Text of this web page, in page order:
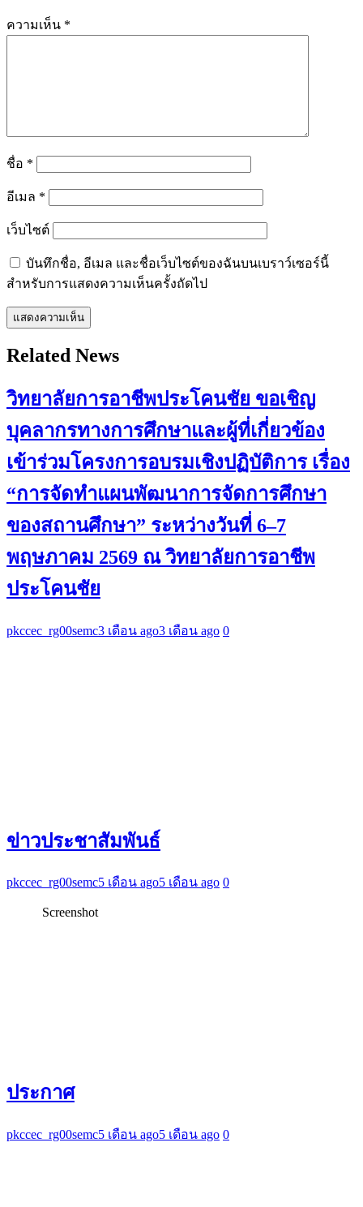
ความเห็น *
ชื่อ *
อีเมล *
เว็บไซต์
บันทึกชื่อ, อีเมล และชื่อเว็บไซต์ของฉันบนเบราว์เซอร์นี้
สำหรับการแสดงความเห็นครั้งถัดไป
Related News
วิทยาลัยการอาชีพประโคนชัย ขอเชิญ
บุคลากรทางการศึกษาและผู้ที่เกี่ยวข้อง
เข้าร่วมโครงการอบรมเชิงปฏิบัติการ เรื่อง
“การจัดทำแผนพัฒนาการจัดการศึกษา
ของสถานศึกษา” ระหว่างวันที่ 6–7
พฤษภาคม 2569 ณ วิทยาลัยการอาชีพ
ประโคนชัย
pkccec_rg00semc3 เดือน ago3 เดือน ago 0
ข่าวประชาสัมพันธ์
pkccec_rg00semc5 เดือน ago5 เดือน ago 0
Screenshot
ประกาศ
pkccec_rg00semc5 เดือน ago5 เดือน ago 0